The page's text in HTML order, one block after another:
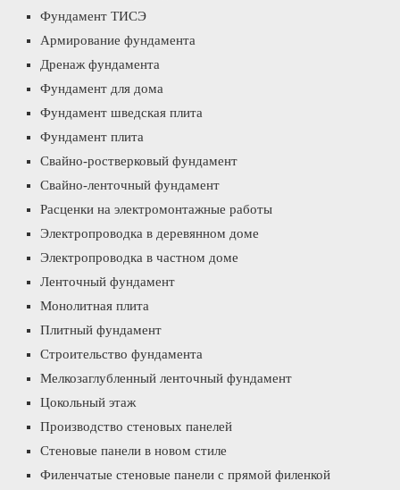
Фундамент ТИСЭ
Армирование фундамента
Дренаж фундамента
Фундамент для дома
Фундамент шведская плита
Фундамент плита
Свайно-ростверковый фундамент
Свайно-ленточный фундамент
Расценки на электромонтажные работы
Электропроводка в деревянном доме
Электропроводка в частном доме
Ленточный фундамент
Монолитная плита
Плитный фундамент
Строительство фундамента
Мелкозаглубленный ленточный фундамент
Цокольный этаж
Производство стеновых панелей
Стеновые панели в новом стиле
Филенчатые стеновые панели с прямой филенкой